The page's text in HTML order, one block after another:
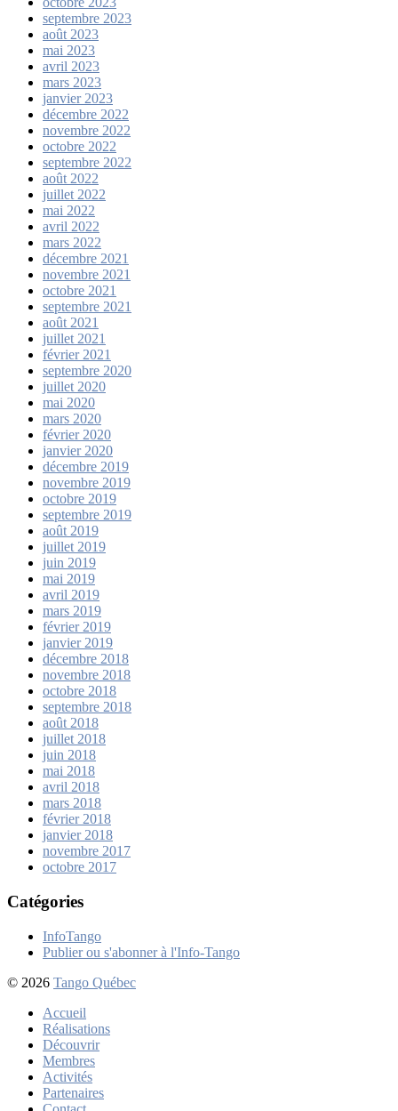
septembre 2023
août 2023
mai 2023
avril 2023
mars 2023
janvier 2023
décembre 2022
novembre 2022
octobre 2022
septembre 2022
août 2022
juillet 2022
mai 2022
avril 2022
mars 2022
décembre 2021
novembre 2021
octobre 2021
septembre 2021
août 2021
juillet 2021
février 2021
septembre 2020
juillet 2020
mai 2020
mars 2020
février 2020
janvier 2020
décembre 2019
novembre 2019
octobre 2019
septembre 2019
août 2019
juillet 2019
juin 2019
mai 2019
avril 2019
mars 2019
février 2019
janvier 2019
décembre 2018
novembre 2018
octobre 2018
septembre 2018
août 2018
juillet 2018
juin 2018
mai 2018
avril 2018
mars 2018
février 2018
janvier 2018
novembre 2017
octobre 2017
Catégories
InfoTango
Publier ou s'abonner à l'Info-Tango
© 2026 Tango Québec
Accueil
Réalisations
Découvrir
Membres
Activités
Partenaires